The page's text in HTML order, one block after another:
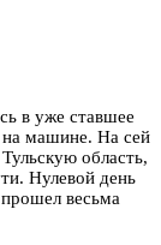
в уже ставшее
на машине. На сей
область,
Нулевой день
весьма